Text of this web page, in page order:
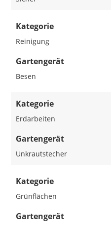
Kategorie
Reinigung
Gartengerät
Besen
Kategorie
Erdarbeiten
Gartengerät
Unkrautstecher
Kategorie
Grünflächen
Gartengerät